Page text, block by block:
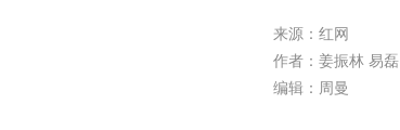
来源：红网
作者：姜振林 易磊
编辑：周曼